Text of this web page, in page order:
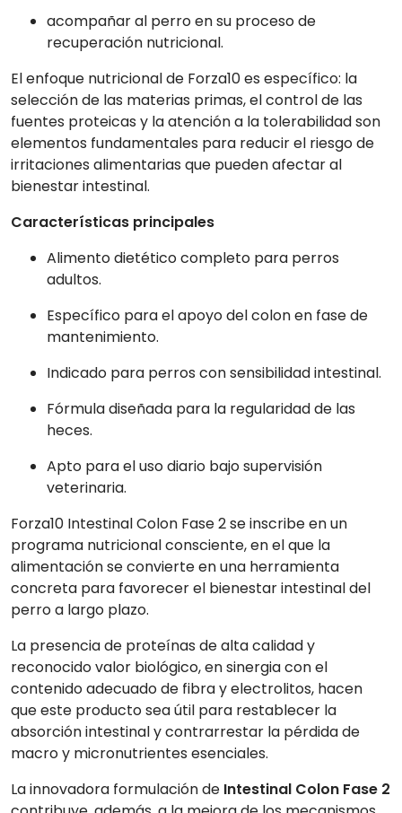
acompañar al perro en su proceso de
recuperación nutricional.
El enfoque nutricional de Forza10 es específico: la
selección de las materias primas, el control de las
fuentes proteicas y la atención a la tolerabilidad son
elementos fundamentales para reducir el riesgo de
irritaciones alimentarias que pueden afectar al
bienestar intestinal.
Características principales
Alimento dietético completo para perros
adultos.
Específico para el apoyo del colon en fase de
mantenimiento.
Indicado para perros con sensibilidad intestinal.
Fórmula diseñada para la regularidad de las
heces.
Apto para el uso diario bajo supervisión
veterinaria.
Forza10 Intestinal Colon Fase 2 se inscribe en un
programa nutricional consciente, en el que la
alimentación se convierte en una herramienta
concreta para favorecer el bienestar intestinal del
perro a largo plazo.
La presencia de proteínas de alta calidad y
reconocido valor biológico, en sinergia con el
contenido adecuado de fibra y electrolitos, hacen
que este producto sea útil para restablecer la
absorción intestinal y contrarrestar la pérdida de
macro y micronutrientes esenciales.
La innovadora formulación de Intestinal Colon Fase 2